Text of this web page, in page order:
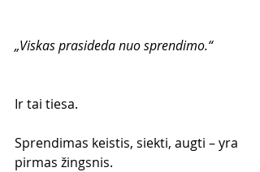
„Viskas prasideda nuo sprendimo.“
Ir tai tiesa.
Sprendimas keistis, siekti, augti – yra
pirmas žingsnis.